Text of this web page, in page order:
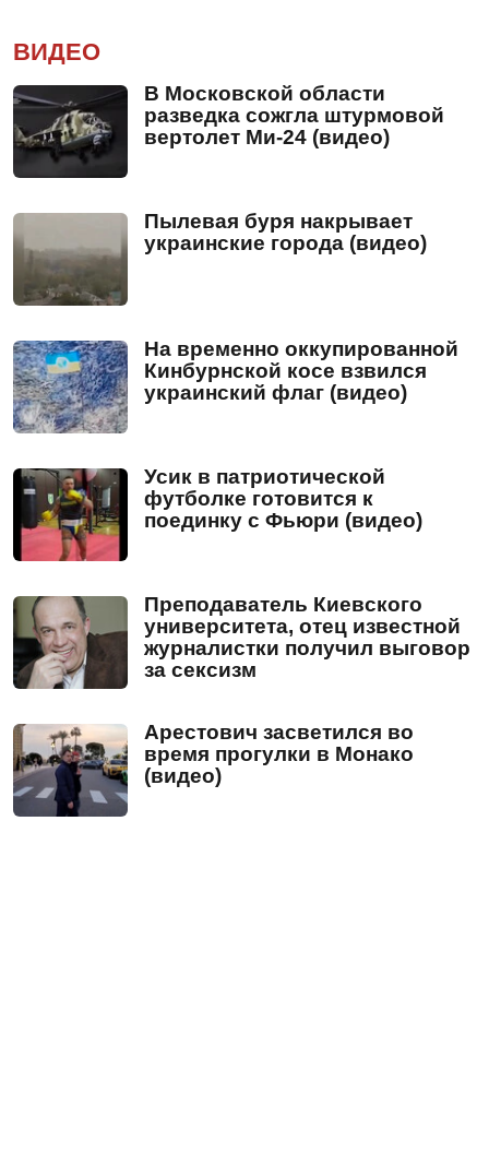
ВИДЕО
В Московской области
разведка сожгла штурмовой
вертолет Ми-24 (видео)
Пылевая буря накрывает
украинские города (видео)
На временно оккупированной
Кинбурнской косе взвился
украинский флаг (видео)
Усик в патриотической
футболке готовится к
поединку с Фьюри (видео)
Преподаватель Киевского
университета, отец известной
журналистки получил выговор
за сексизм
Арестович засветился во
время прогулки в Монако
(видео)